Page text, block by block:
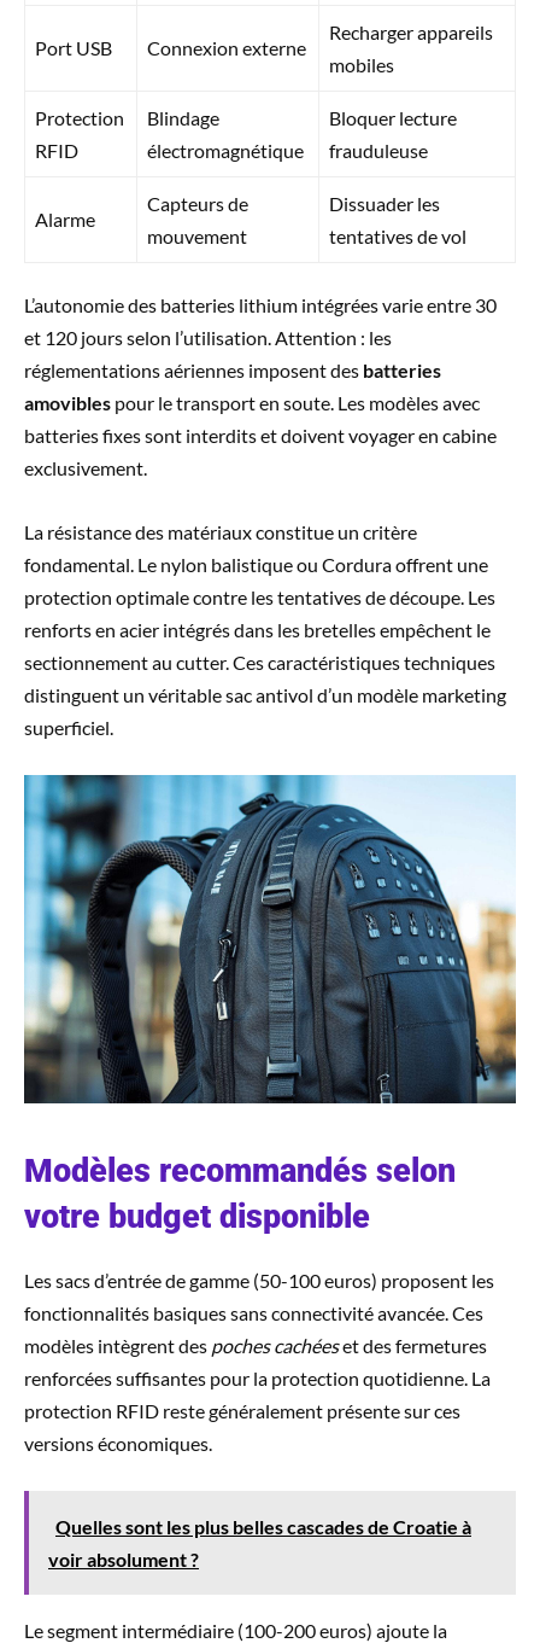
Port USB Connexion externe
Recharger appareils
mobiles
Protection
RFID
Blindage
électromagnétique
Bloquer lecture
frauduleuse
Alarme
Capteurs de
mouvement
Dissuader les
tentatives de vol
L’autonomie des batteries lithium intégrées varie entre 30
et 120 jours selon l’utilisation. Attention : les
réglementations aériennes imposent des batteries
amovibles pour le transport en soute. Les modèles avec
batteries fixes sont interdits et doivent voyager en cabine
exclusivement.
La résistance des matériaux constitue un critère
fondamental. Le nylon balistique ou Cordura offrent une
protection optimale contre les tentatives de découpe. Les
renforts en acier intégrés dans les bretelles empêchent le
sectionnement au cutter. Ces caractéristiques techniques
distinguent un véritable sac antivol d’un modèle marketing
superficiel.
Modèles recommandés selon
votre budget disponible
Les sacs d’entrée de gamme (50-100 euros) proposent les
fonctionnalités basiques sans connectivité avancée. Ces
modèles intègrent des poches cachéeset des fermetures
renforcées suffisantes pour la protection quotidienne. La
protection RFID reste généralement présente sur ces
versions économiques.
Quelles sont les plus belles cascades de Croatie à
voir absolument ?
Le segment intermédiaire (100-200 euros) ajoute la